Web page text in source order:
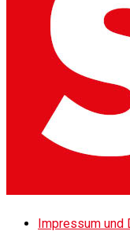
Impressum und